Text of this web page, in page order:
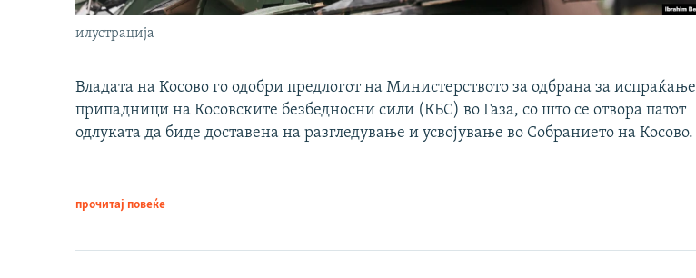
илустрација
Владата на Косово го одобри предлогот на Министерството за одбрана за испраќање
припадници на Косовските безбедносни сили (КБС) во Газа, со што се отвора патот
одлуката да биде доставена на разгледување и усвојување во Собранието на Косово.
прочитај повеќе